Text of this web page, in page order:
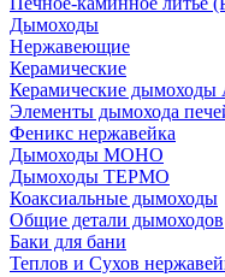
Дымоходы
Нержавеющие
Керамические
Керамические дымоходы
Элементы дымохода
Феникс нержавейка
Дымоходы МОНО
Дымоходы ТЕРМО
Коаксиальные дымоходы
Общие детали дымоходов
Баки для бани
Теплов и Сухов